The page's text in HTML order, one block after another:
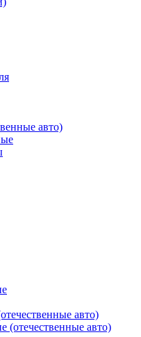
авто)
авто)
(отечественные авто)